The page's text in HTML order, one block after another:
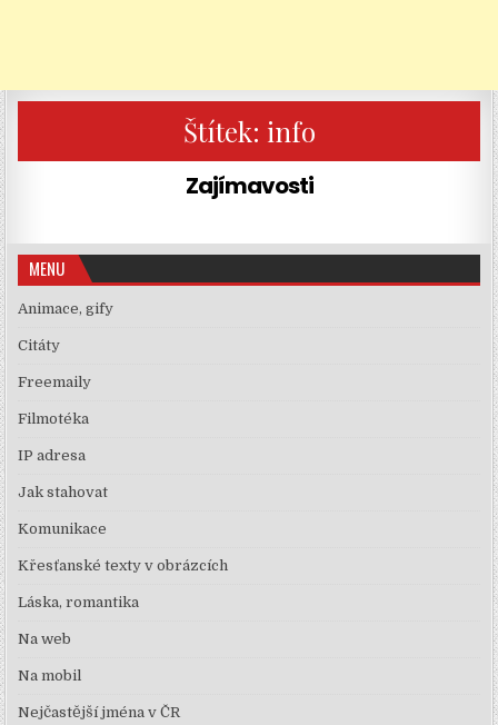
Štítek: info
Zajímavosti
MENU
Animace, gify
Citáty
Freemaily
Filmotéka
IP adresa
Jak stahovat
Komunikace
Křesťanské texty v obrázcích
Láska, romantika
Na web
Na mobil
Nejčastější jména v ČR